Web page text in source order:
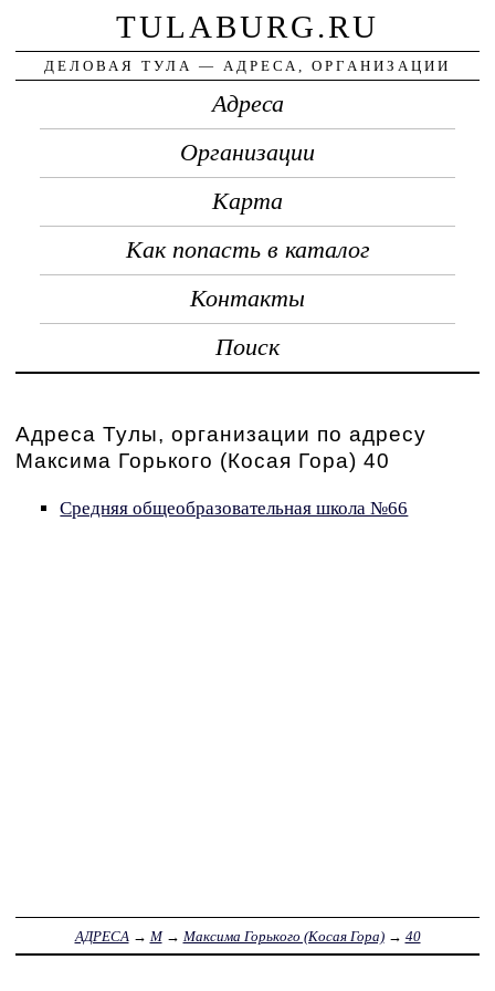
TULABURG.RU
ДЕЛОВАЯ ТУЛА — АДРЕСА, ОРГАНИЗАЦИИ
Адреса
Организации
Карта
Как попасть в каталог
Контакты
Поиск
Адреса Тулы, организации по адресу
Максима Горького (Косая Гора) 40
Средняя общеобразовательная школа №66
АДРЕСА → М→ Максима Горького (Косая Гора)→ 40